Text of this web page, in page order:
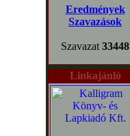
Eredmények
Szavazások
Szavazat 33448
Linkajánló